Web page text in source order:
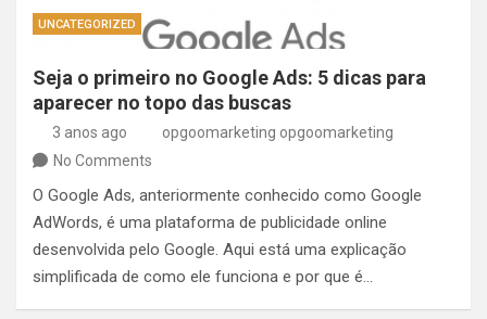
UNCATEGORIZED
Seja o primeiro no Google Ads: 5 dicas para
aparecer no topo das buscas
3 anos ago
opgoomarketing opgoomarketing
No Comments
O Google Ads, anteriormente conhecido como Google
AdWords, é uma plataforma de publicidade online
desenvolvida pelo Google. Aqui está uma explicação
simplificada de como ele funciona e por que é…